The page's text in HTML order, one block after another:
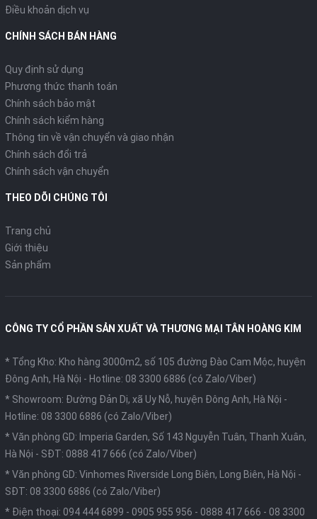
Điều khoản dịch vụ
CHÍNH SÁCH BÁN HÀNG
Quy định sử dụng
Phương thức thanh toán
Chính sách bảo mật
Chính sách kiểm hàng
Thông tin về vận chuyển và giao nhận
Chính sách đổi trả
Chính sách vận chuyển
THEO DÕI CHÚNG TÔI
Trang chủ
Giới thiệu
Sản phẩm
CÔNG TY CỔ PHẦN SẢN XUẤT VÀ THƯƠNG MẠI TÂN HOÀNG KIM
* Tổng Kho: Kho hàng 3000m2, số 105 đường Đào Cam Mộc, huyện
Đông Anh, Hà Nội - Hotline: 08 3300 6886 (có Zalo/Viber)
* Showroom: Đường Đản Dị, xã Uy Nỗ, huyện Đông Anh, Hà Nội -
Hotline: 08 3300 6886 (có Zalo/Viber)
* Văn phòng GD: Imperia Garden, Số 143 Nguyễn Tuân, Thanh Xuân,
Hà Nội - SĐT: 0888 417 666 (có Zalo/Viber)
* Văn phòng GD: Vinhomes Riverside Long Biên, Long Biên, Hà Nội -
SĐT: 08 3300 6886 (có Zalo/Viber)
* Điện thoại: 094 444 6899 - 0905 955 956 - 0888 417 666 - 08 3300